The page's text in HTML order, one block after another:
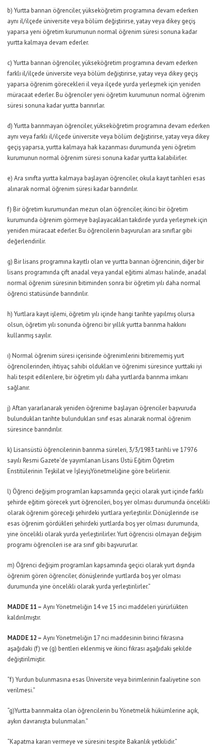
b) Yurtta barınan öğrenciler, yükseköğretim programına devam ederken
aynı il/ilçede üniversite veya bölüm değiştirirse, yatay veya dikey geçiş
yaparsa yeni öğretim kurumunun normal öğrenim süresi sonuna kadar
yurtta kalmaya devam ederler.
c) Yurtta barınan öğrenciler, yükseköğretim programına devam ederken
farklı il/ilçede üniversite veya bölüm değiştirirse, yatay veya dikey geçiş
yaparsa öğrenim görecekleri il veya ilçede yurda yerleşmek için yeniden
müracaat ederler. Bu öğrenciler yeni öğretim kurumunun normal öğrenim
süresi sonuna kadar yurtta barınırlar.
d) Yurtta barınmayan öğrenciler, yükseköğretim programına devam ederken
aynı veya farklı il/ilçede üniversite veya bölüm değiştirirse, yatay veya dikey
geçiş yaparsa, yurtta kalmaya hak kazanması durumunda yeni öğretim
kurumunun normal öğrenim süresi sonuna kadar yurtta kalabilirler.
e) Ara sınıfta yurtta kalmaya başlayan öğrenciler, okula kayıt tarihleri esas
alınarak normal öğrenim süresi kadar barındırılır.
f) Bir öğretim kurumundan mezun olan öğrenciler, ikinci bir öğretim
kurumunda öğrenim görmeye başlayacakları takdirde yurda yerleşmek için
yeniden müracaat ederler. Bu öğrencilerin başvuruları ara sınıflar gibi
değerlendirilir.
g) Bir lisans programına kayıtlı olan ve yurtta barınan öğrencinin, diğer bir
lisans programında çift anadal veya yandal eğitimi alması halinde, anadal
normal öğrenim süresinin bitiminden sonra bir öğretim yılı daha normal
öğrenci statüsünde barındırılır.
h) Yurtlara kayıt işlemi, öğretim yılı içinde hangi tarihte yapılmış olursa
olsun, öğretim yılı sonunda öğrenci bir yıllık yurtta barınma hakkını
kullanmış sayılır.
ı) Normal öğrenim süresi içerisinde öğrenimlerini bitirememiş yurt
öğrencilerinden, ihtiyaç sahibi oldukları ve öğrenimi süresince yurttaki iyi
hali tespit edilenlere, bir öğretim yılı daha yurtlarda barınma imkanı
sağlanır.
j) Aftan yararlanarak yeniden öğrenime başlayan öğrenciler başvuruda
bulundukları tarihte bulundukları sınıf esas alınarak normal öğrenim
süresince barındırılır.
k) Lisansüstü öğrencilerinin barınma süreleri, 3/3/1983 tarihli ve 17976
sayılı Resmi Gazete’de yayımlanan Lisans Üstü Eğitim Öğretim
Enstitülerinin Teşkilat ve İşleyişYönetmeliğine göre belirlenir.
l) Öğrenci değişim programları kapsamında geçici olarak yurt içinde farklı
şehirde eğitim görecek yurt öğrencileri, boş yer olması durumunda öncelikli
olarak öğrenim göreceği şehirdeki yurtlara yerleştirilir. Dönüşlerinde ise
esas öğrenim gördükleri şehirdeki yurtlarda boş yer olması durumunda,
yine öncelikli olarak yurda yerleştirilirler. Yurt öğrencisi olmayan değişim
programı öğrencileri ise ara sınıf gibi başvururlar.
m) Öğrenci değişim programları kapsamında geçici olarak yurt dışında
öğrenim gören öğrenciler, dönüşlerinde yurtlarda boş yer olması
durumunda yine öncelikli olarak yurda yerleştirilirler.”
MADDE 11 – Aynı Yönetmeliğin 14 ve 15 inci maddeleri yürürlükten
kaldırılmıştır.
MADDE 12 – Aynı Yönetmeliğin 17 nci maddesinin birinci fıkrasına
aşağıdaki (f) ve (g) bentleri eklenmiş ve ikinci fıkrası aşağıdaki şekilde
değiştirilmiştir.
“f) Yurdun bulunmasına esas Üniversite veya birimlerinin faaliyetine son
verilmesi.”
“g)Yurtta barınmakta olan öğrencilerin bu Yönetmelik hükümlerine açık,
aykırı davranışta bulunmaları.”
“Kapatma kararı vermeye ve süresini tespite Bakanlık yetkilidir.”